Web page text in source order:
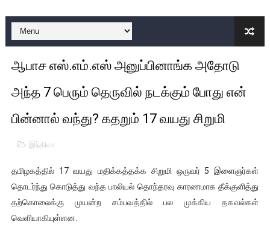
ஏர்போர்ட்டில் உதைத்த நபர் யார், என்ன நடந்தது?: உண்மையை
சீனா இலங்கையிடம் 8 மில்லியன் அமெரிக்க டொலர் நட்டஈடு
01/11/2021 Scotland ல் நடைபெறும் கண்டனப்
பாலச்சந்திரன் மற்றும் தன்னிடம் படித்த மாணவர்கள் தொடர்பில்
பிரிட்டனால் கடத்தப்படும் நிலையில் இலங்கைத் தமிழ்
கைது செய்யப்பட்ட இளைஞன் உயிரிழப்பு - கொதித்தெழுந்த
தடுப்பூசியை பெற்றுக் கொள்ளக் கூடிய இடங்கள்...
ஆபாச எஸ்.எம்.எஸ் அனுப்பினாங்க அதோடு
அந்த 7 பெரும் தெருவில் நடக்கும் போது என்
பின்னால் வந்து? கதறும் 17 வயது சிறுமி
இந்தியா
தமிழகத்தில் 17 வயது மதிக்கத்தக்க சிறுமி ஒருவர் 5 இளைஞர்கள்
தொடர்ந்து கொடுத்து வந்த பாலியல் தொந்தரவு காரணமாக தீக்குளித்து
தற்கொலைக்கு முயன்ற சம்பவத்தில் பல முக்கிய தகவல்கள்
வெளியாகியுள்ளன.